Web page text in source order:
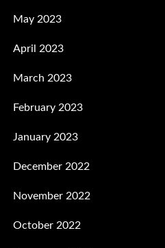
May 2023
April 2023
March 2023
February 2023
January 2023
December 2022
November 2022
October 2022